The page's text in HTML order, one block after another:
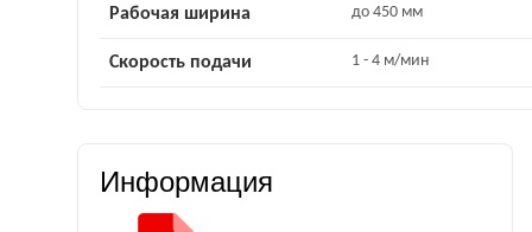
Рабочая ширина до 450 мм
Скорость подачи 1 - 4 м/мин
Информация